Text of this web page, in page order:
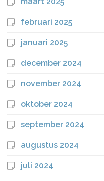
februari 2025
januari 2025
december 2024
november 2024
oktober 2024
september 2024
augustus 2024
juli 2024